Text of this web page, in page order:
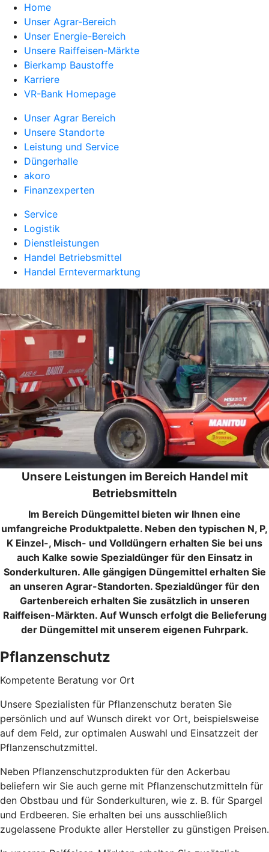
Home
Unser Agrar-Bereich
Unser Energie-Bereich
Unsere Raiffeisen-Märkte
Bierkamp Baustoffe
Karriere
VR-Bank Homepage
Unser Agrar Bereich
Unsere Standorte
Leistung und Service
Düngerhalle
akoro
Finanzexperten
Service
Logistik
Dienstleistungen
Handel Betriebsmittel
Handel Erntevermarktung
Unsere Leistungen im Bereich Handel mit
Betriebsmitteln
Im Bereich Düngemittel bieten wir Ihnen eine
umfangreiche Produktpalette. Neben den typischen N, P,
K Einzel-, Misch- und Volldüngern erhalten Sie bei uns
auch Kalke sowie Spezialdünger für den Einsatz in
Sonderkulturen. Alle gängigen Düngemittel erhalten Sie
an unseren Agrar-Standorten. Spezialdünger für den
Gartenbereich erhalten Sie zusätzlich in unseren
Raiffeisen-Märkten. Auf Wunsch erfolgt die Belieferung
der Düngemittel mit unserem eigenen Fuhrpark.
Pflanzenschutz
Kompetente Beratung vor Ort
Unsere Spezialisten für Pflanzenschutz beraten Sie
persönlich und auf Wunsch direkt vor Ort, beispielsweise
auf dem Feld, zur optimalen Auswahl und Einsatzzeit der
Pflanzenschutzmittel.
Neben Pflanzenschutzprodukten für den Ackerbau
beliefern wir Sie auch gerne mit Pflanzenschutzmitteln für
den Obstbau und für Sonderkulturen, wie z. B. für Spargel
und Erdbeeren. Sie erhalten bei uns ausschließlich
zugelassene Produkte aller Hersteller zu günstigen Preisen.